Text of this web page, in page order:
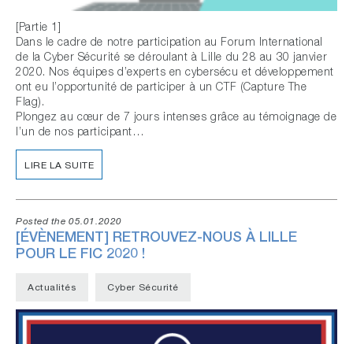
[Partie 1]
Dans le cadre de notre participation au Forum International
de la Cyber Sécurité se déroulant à Lille du 28 au 30 janvier
2020. Nos équipes d’experts en cybersécu et développement
ont eu l’opportunité de participer à un CTF (Capture The
Flag).
Plongez au cœur de 7 jours intenses grâce au témoignage de
l’un de nos participant…
LIRE LA SUITE
Posted the 05.01.2020
[ÉVÈNEMENT] RETROUVEZ-NOUS À LILLE
POUR LE FIC 2020 !
Actualités Cyber Sécurité